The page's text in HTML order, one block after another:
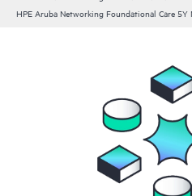
HPE Aruba Networking Foundational Care